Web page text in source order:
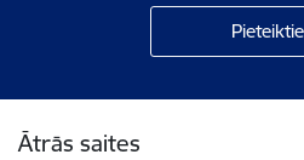
Ātrās saites